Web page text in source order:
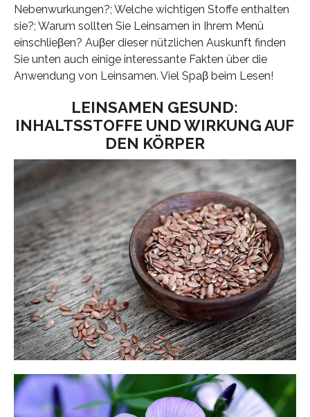
Nebenwurkungen?; Welche wichtigen Stoffe enthalten
sie?; Warum sollten Sie Leinsamen in Ihrem Menü
einschlieβen? Auβer dieser nützlichen Auskunft finden
Sie unten auch einige interessante Fakten über die
Anwendung von Leinsamen. Viel Spaβ beim Lesen!
LEINSAMEN GESUND:
INHALTSSTOFFE UND WIRKUNG AUF
DEN KÖRPER